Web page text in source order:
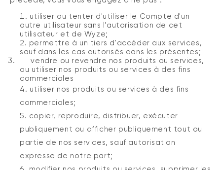
utiliser ou tenter d'utiliser le Compte d'un
autre utilisateur sans l'autorisation de cet
utilisateur et de Wyze;
permettre à un tiers d'accéder aux services,
sauf dans les cas autorisés dans les présentes;
vendre ou revendre nos produits ou services,
ou utiliser nos produits ou services à des fins
commerciales
utiliser nos produits ou services à des fins
commerciales;
copier, reproduire, distribuer, exécuter
publiquement ou afficher publiquement tout ou
partie de nos services, sauf autorisation
expresse de notre part;